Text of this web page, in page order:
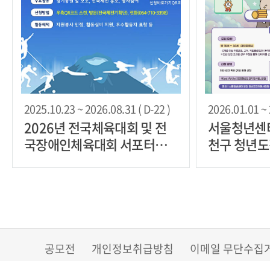
2025.10.23 ~ 2026.08.31 ( D-22 )
2026년 전국체육대회 및 전
국장애인체육대회 서포터즈
2026.01.01 ~
서울청년
천구 청년
공모전 개인정보취급방침 이메일 무단수집